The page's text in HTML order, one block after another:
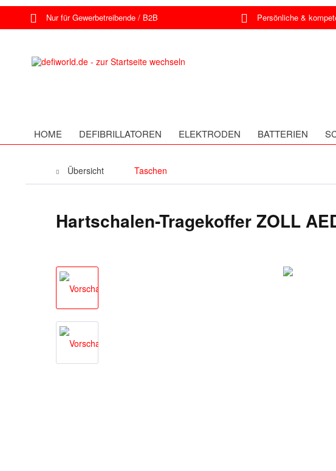
Nur für Gewerbetreibende / B2B Persönliche &
HOME DEFIBRILLATOREN ELEKTRODEN BATTERIEN
Übersicht Taschen
Hartschalen-Tragekoffer ZOLL